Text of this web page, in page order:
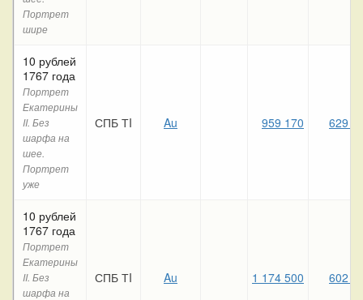
Портрет
шире
10 рублей
1767 года
Портрет
Екатерины
II. Без
шарфа на
шее.
Портрет
уже
СПБ ТI Au 959 170 629
10 рублей
1767 года
Портрет
Екатерины
II. Без
шарфа на
СПБ ТI Au 1 174 500 602